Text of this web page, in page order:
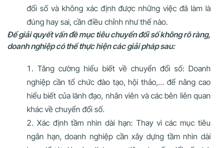
đổi số và không xác định được những việc đã làm là
đúng hay sai, cần điều chỉnh như thế nào.
Để giải quyết vấn đề mục tiêu chuyển đổi số không rõ ràng,
doanh nghiệp có thể thực hiện các giải pháp sau:
Tăng cường hiểu biết về chuyển đổi số: Doanh
nghiệp cần tổ chức đào tạo, hội thảo,… để nâng cao
hiểu biết của lãnh đạo, nhân viên và các bên liên quan
khác về chuyển đổi số.
Xác định tầm nhìn dài hạn: Thay vì các mục tiêu
ngắn hạn, doanh nghiệp cần xây dựng tầm nhìn dài